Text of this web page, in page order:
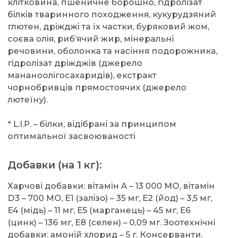
білків тваринного походження, кукурудзяний
глютен, дріжджі та їх частки, буряковий жом,
соєва олія, риб’ячий жир, мінеральні
речовини, оболонка та насіння подорожника,
гідролізат дріжджів (джерело
мананоолігосахаридів), екстракт
чорнобривців прямостоячих (джерело
лютеїну).
* L.I.P. – білки, відібрані за принципом
оптимальної засвоюваності
Добавки (на 1 кг):
Харчові добавки: вітамін A – 13 000 MO, вітамін
D3 – 700 MO, E1 (залізо) – 35 мг, E2 (йод) – 3,5 мг,
E4 (мідь) – 11 мг, E5 (марганець) – 45 мг, E6
(цинк) – 136 мг, E8 (селен) – 0,09 мг. Зоотехнічні
добавки: амоній хлорид – 5 г. Консерванти.